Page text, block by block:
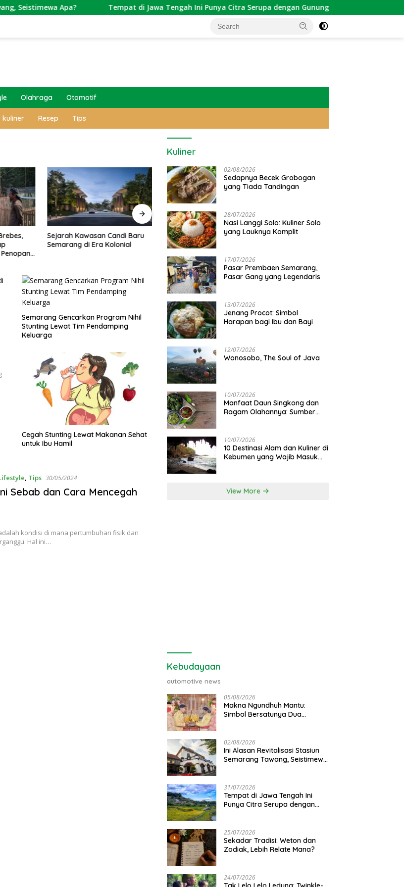
Apa? Tempat di Jawa Tengah Ini Punya Citra Serupa dengan Gunung Kawi
Olahraga Otomotif
kuliner Resep Tips
Baru
Setya Arinugroho: Program
Magang Kerja Jepang Jadi
5 Fakta Mengejutkan di Balik
Proklamasi Kemerdekaan
Gunung di Jawa Tengah Buat
Semarang Gencarkan Program Nihil
Stunting Lewat Tim Pendamping
Keluarga
Cegah Stunting Lewat Makanan Sehat
untuk Ibu Hamil
, Tips 30/05/2024
Sebab dan Cara Mencegah
kondisi di mana pertumbuhan fisik dan
Hal ini…
Kuliner
02/08/2026
Sedapnya Becek Grobogan
yang Tiada Tandingan
28/07/2026
Nasi Langgi Solo: Kuliner Solo
yang Lauknya Komplit
17/07/2026
Pasar Prembaen Semarang,
Pasar Gang yang Legendaris
13/07/2026
Jenang Procot: Simbol
Harapan bagi Ibu dan Bayi
12/07/2026
Wonosobo, The Soul of Java
10/07/2026
Manfaat Daun Singkong dan
Ragam Olahannya: Sumber
10/07/2026
10 Destinasi Alam dan Kuliner di
Kebumen yang Wajib Masuk
View More
Kebudayaan
automotive news
05/08/2026
Makna Ngundhuh Mantu:
Simbol Bersatunya Dua
02/08/2026
Ini Alasan Revitalisasi Stasiun
Semarang Tawang, Seistimewa
31/07/2026
Tempat di Jawa Tengah Ini
Punya Citra Serupa dengan
25/07/2026
Sekadar Tradisi: Weton dan
Zodiak, Lebih Relate Mana?
24/07/2026